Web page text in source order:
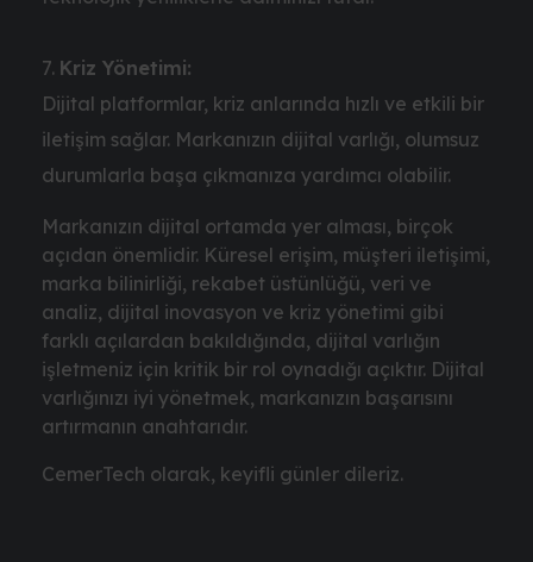
Kriz Yönetimi:
Dijital platformlar, kriz anlarında hızlı ve etkili bir
iletişim sağlar. Markanızın dijital varlığı, olumsuz
durumlarla başa çıkmanıza yardımcı olabilir.
Markanızın dijital ortamda yer alması, birçok
açıdan önemlidir. Küresel erişim, müşteri iletişimi,
marka bilinirliği, rekabet üstünlüğü, veri ve
analiz, dijital inovasyon ve kriz yönetimi gibi
farklı açılardan bakıldığında, dijital varlığın
işletmeniz için kritik bir rol oynadığı açıktır. Dijital
varlığınızı iyi yönetmek, markanızın başarısını
artırmanın anahtarıdır.
CemerTech olarak, keyifli günler dileriz.